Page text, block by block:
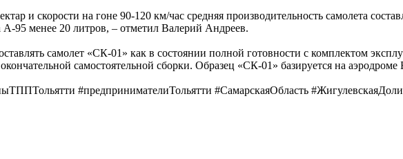
и скорости на гоне 90-120 км/час средняя производительность самолета
95 менее 20 литров, – отметил Валерий Андреев.
самолет «СК-01» как в состоянии полной готовности с комплектом
самостоятельной сборки. Образец «СК-01» базируется на
#предпринимателиТольятти #СамарскаяОбласть